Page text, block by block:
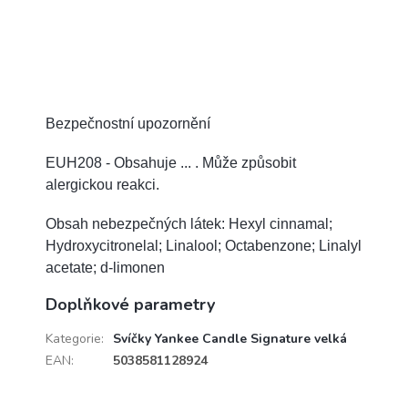
Bezpečnostní upozornění
EUH208 - Obsahuje ... . Může způsobit
alergickou reakci.
Obsah nebezpečných látek: Hexyl cinnamal;
Hydroxycitronelal; Linalool; Octabenzone; Linalyl
acetate; d-limonen
Doplňkové parametry
Kategorie:
Svíčky Yankee Candle Signature velká
EAN: 5038581128924